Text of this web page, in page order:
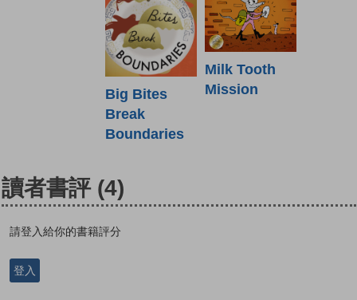
Big Bites
Break
Boundaries
Milk Tooth
Mission
讀者書評 (4)
請登入給你的書籍評分
登入